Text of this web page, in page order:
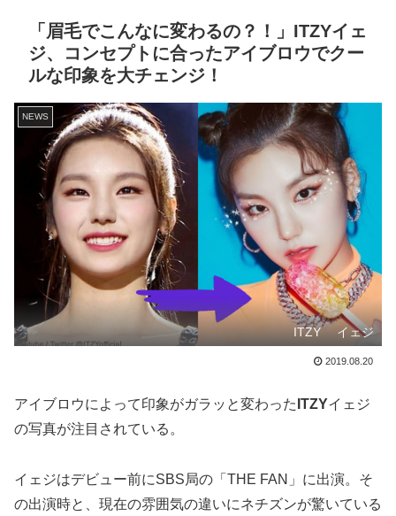
「眉毛でこんなに変わるの？！」ITZYイェ
ジ、コンセプトに合ったアイブロウでクー
ルな印象を大チェンジ！
NEWS
ITZY イェジ
2019.08.20
アイブロウによって印象がガラッと変わった ITZYイェジ
の写真が注目されている。
イェジはデビュー前にSBS局の「THE FAN」に出演。そ
の出演時と、現在の雰囲気の違いにネチズンが驚いている